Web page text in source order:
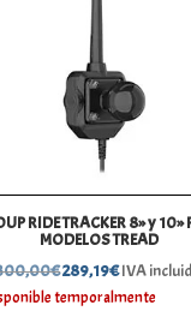
RIDE TRACKER 8» y 10»
MODELOS TREAD
€El
precio
289,19€El
precio
IVA
temporalmente